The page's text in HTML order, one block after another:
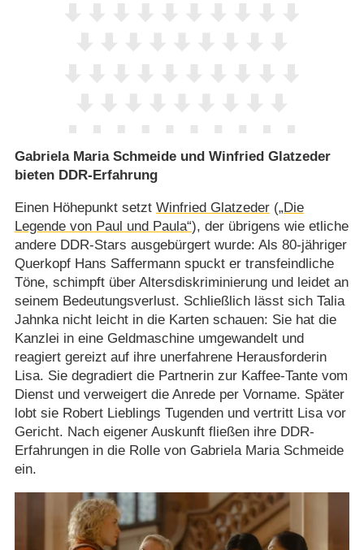
Gabriela Maria Schmeide und Winfried Glatzeder
bieten DDR-Erfahrung
Einen Höhepunkt setzt Winfried Glatzeder(„Die
Legende von Paul und Paula“), der übrigens wie etliche
andere DDR-Stars ausgebürgert wurde: Als 80-jähriger
Querkopf Hans Saffermann spuckt er transfeindliche
Töne, schimpft über Altersdiskriminierung und leidet an
seinem Bedeutungsverlust. Schließlich lässt sich Talia
Jahnka nicht leicht in die Karten schauen: Sie hat die
Kanzlei in eine Geldmaschine umgewandelt und
reagiert gereizt auf ihre unerfahrene Herausforderin
Lisa. Sie degradiert die Partnerin zur Kaffee-Tante vom
Dienst und verweigert die Anrede per Vorname. Später
lobt sie Robert Lieblings Tugenden und vertritt Lisa vor
Gericht. Nach eigener Auskunft fließen ihre DDR-
Erfahrungen in die Rolle von Gabriela Maria Schmeide
ein.